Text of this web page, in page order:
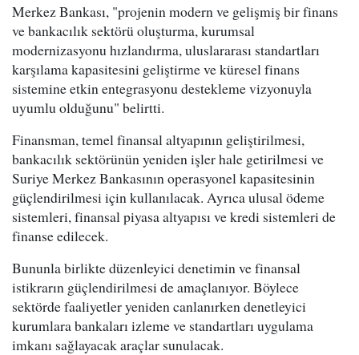
Merkez Bankası, "projenin modern ve gelişmiş bir finans
ve bankacılık sektörü oluşturma, kurumsal
modernizasyonu hızlandırma, uluslararası standartları
karşılama kapasitesini geliştirme ve küresel finans
sistemine etkin entegrasyonu destekleme vizyonuyla
uyumlu olduğunu" belirtti.
Finansman, temel finansal altyapının geliştirilmesi,
bankacılık sektörünün yeniden işler hale getirilmesi ve
Suriye Merkez Bankasının operasyonel kapasitesinin
güçlendirilmesi için kullanılacak. Ayrıca ulusal ödeme
sistemleri, finansal piyasa altyapısı ve kredi sistemleri de
finanse edilecek.
Bununla birlikte düzenleyici denetimin ve finansal
istikrarın güçlendirilmesi de amaçlanıyor. Böylece
sektörde faaliyetler yeniden canlanırken denetleyici
kurumlara bankaları izleme ve standartları uygulama
imkanı sağlayacak araçlar sunulacak.